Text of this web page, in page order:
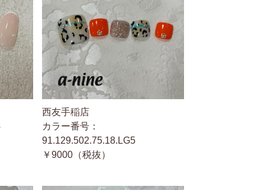
西友手稲店
カラー番号：
91.129.502.75.18.LG5
￥9000（税抜）